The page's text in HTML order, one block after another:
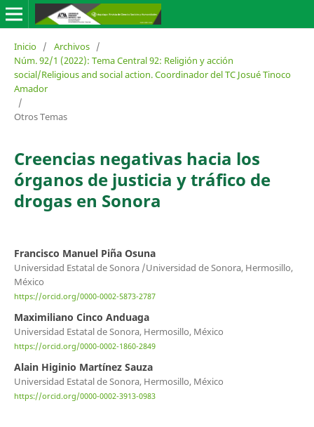
Inicio / Archivos /
Núm. 92/1 (2022): Tema Central 92: Religión y acción
social/Religious and social action. Coordinador del TC Josué Tinoco
Amador
/
Otros Temas
Creencias negativas hacia los
órganos de justicia y tráfico de
drogas en Sonora
Francisco Manuel Piña Osuna
Universidad Estatal de Sonora /Universidad de Sonora, Hermosillo,
México
https://orcid.org/0000-0002-5873-2787
Maximiliano Cinco Anduaga
Universidad Estatal de Sonora, Hermosillo, México
https://orcid.org/0000-0002-1860-2849
Alain Higinio Martínez Sauza
Universidad Estatal de Sonora, Hermosillo, México
https://orcid.org/0000-0002-3913-0983